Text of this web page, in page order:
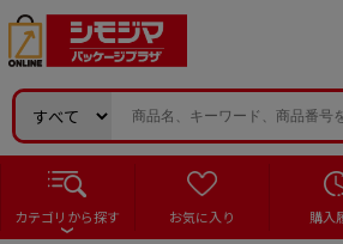
カテゴリから探す お気に入り 購入